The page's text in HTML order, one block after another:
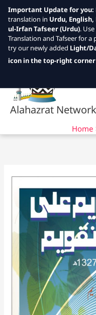
Skip
Alahazrat Network
Home
Important Update for you:
translation in Urdu,
ul-Irfan Tafseer (Urdu).
Translation and Tafseer for a
try our newly added Light/
icon in the top-right